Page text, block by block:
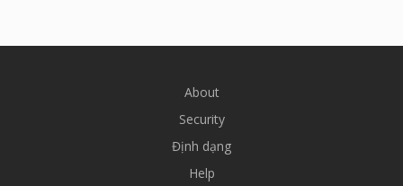
About
Security
Định dạng
Help